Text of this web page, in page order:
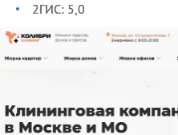
2ГИС: 5,0